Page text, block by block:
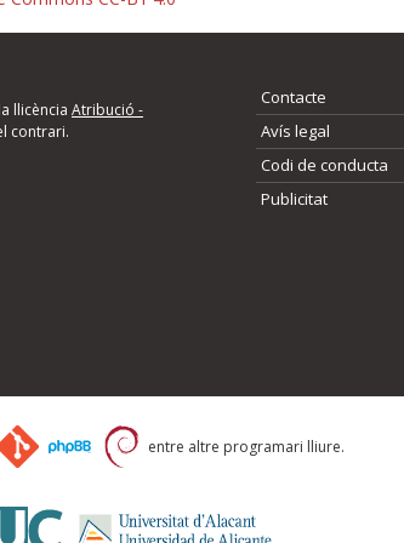
que
llicència Atribució -
contrari.
Contacte
Avís legal
Codi de conducta
Publicitat
entre altre programari lliure.